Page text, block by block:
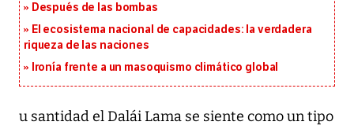
Después de las bombas
El ecosistema nacional de capacidades: la verdadera
riqueza de las naciones
Ironía frente a un masoquismo climático global
u santidad el Dalái Lama se siente como un tipo